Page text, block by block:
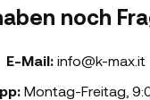
noch
E-Mail: info@k-max.it
Montag-Freitag